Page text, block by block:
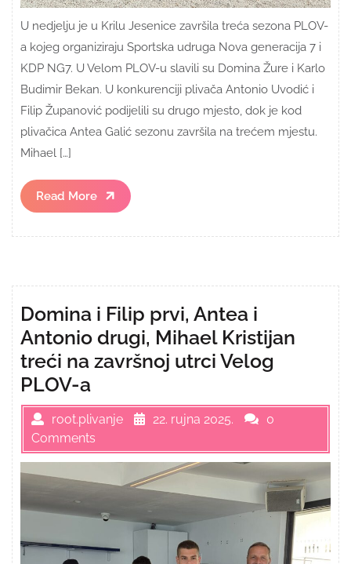
U nedjelju je u Krilu Jesenice završila treća sezona PLOV-
a kojeg organiziraju Sportska udruga Nova generacija 7 i
KDP NG7. U Velom PLOV-u slavili su Domina Žure i Karlo
Budimir Bekan. U konkurenciji plivača Antonio Uvodić i
Filip Županović podijelili su drugo mjesto, dok je kod
plivačica Antea Galić sezonu završila na trećem mjestu.
Mihael […]
Read More
Read
More
Domina i Filip prvi, Antea i
Antonio drugi, Mihael Kristijan
treći na završnoj utrci Velog
PLOV-a
root.plivanje 22. rujna 2025.
0
Comments